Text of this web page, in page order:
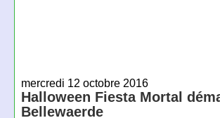
mercredi 12 octobre 2016
Halloween Fiesta Mortal
Bellewaerde